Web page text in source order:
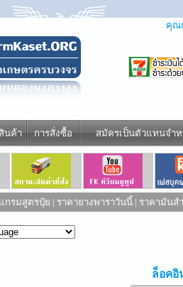
คุณ
นค้า การสั่งซื้อ สมัครเป็นตัวแทนจำ
กรมสูตรปุ๋ย | ราคายางพาราวันนี้ | ราคามันส
ล็อคอิ